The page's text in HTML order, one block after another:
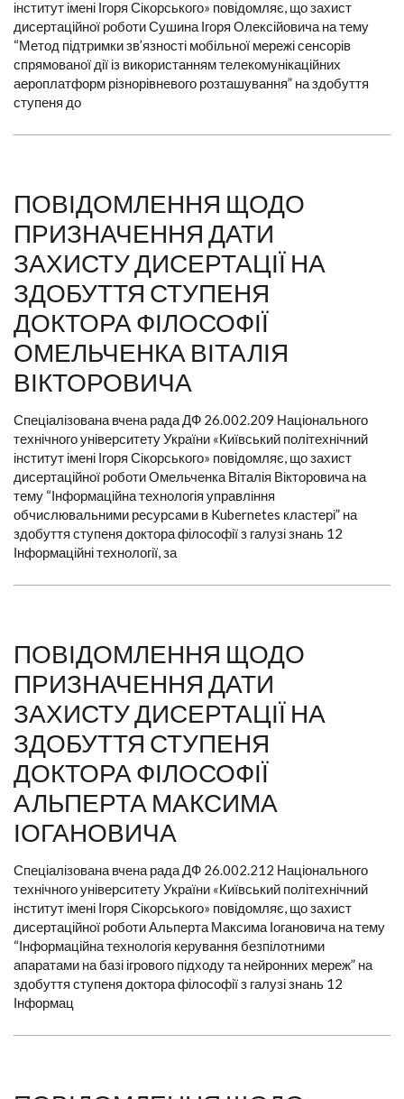
інститут імені Ігоря Сікорського» повідомляє, що захист
дисертаційної роботи Сушина Ігоря Олексійовича на тему
“Метод підтримки зв’язності мобільної мережі сенсорів
спрямованої дії із використанням телекомунікаційних
аероплатформ різнорівневого розташування” на здобуття
ступеня до
ПОВІДОМЛЕННЯ ЩОДО
ПРИЗНАЧЕННЯ ДАТИ
ЗАХИСТУ ДИСЕРТАЦІЇ НА
ЗДОБУТТЯ СТУПЕНЯ
ДОКТОРА ФІЛОСОФІЇ
ОМЕЛЬЧЕНКА ВІТАЛІЯ
ВІКТОРОВИЧА
Спеціалізована вчена рада ДФ 26.002.209 Національного
технічного університету України «Київський політехнічний
інститут імені Ігоря Сікорського» повідомляє, що захист
дисертаційної роботи Омельченка Віталія Вікторовича на
тему “Інформаційна технологія управління
обчислювальними ресурсами в Kubernetes кластері” на
здобуття ступеня доктора філософії з галузі знань 12
Інформаційні технології, за
ПОВІДОМЛЕННЯ ЩОДО
ПРИЗНАЧЕННЯ ДАТИ
ЗАХИСТУ ДИСЕРТАЦІЇ НА
ЗДОБУТТЯ СТУПЕНЯ
ДОКТОРА ФІЛОСОФІЇ
АЛЬПЕРТА МАКСИМА
ІОГАНОВИЧА
Спеціалізована вчена рада ДФ 26.002.212 Національного
технічного університету України «Київський політехнічний
інститут імені Ігоря Сікорського» повідомляє, що захист
дисертаційної роботи Альперта Максима Іогановича на тему
“Інформаційна технологія керування безпілотними
апаратами на базі ігрового підходу та нейронних мереж” на
здобуття ступеня доктора філософії з галузі знань 12
Інформац